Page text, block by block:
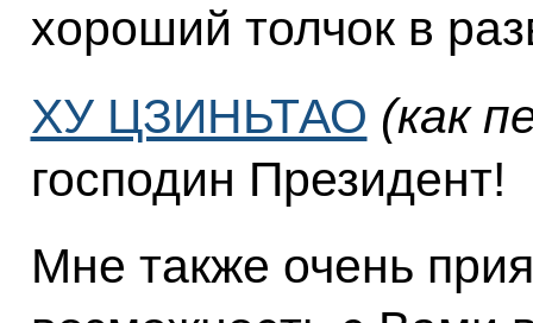
хороший толчок в
ХУ ЦЗИНЬТАО (как
господин Президент!
Мне также очень